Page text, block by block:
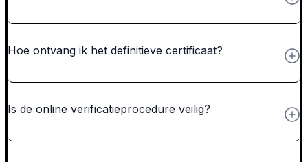
Hoe ontvang ik het definitieve certificaat?
Is de online verificatieprocedure veilig?